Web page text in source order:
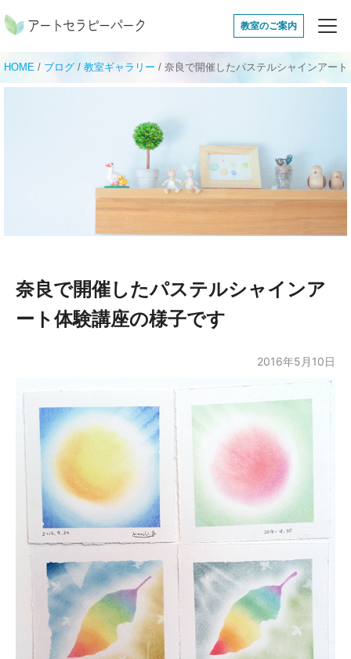
アートセラピー
教室のご案内
HOME / ブログ / 教室ギャラリー / 奈良で開催したパステルシャインアー
奈良で開催したパステルシャインア
ート体験講座の様子です
2016年5月10日